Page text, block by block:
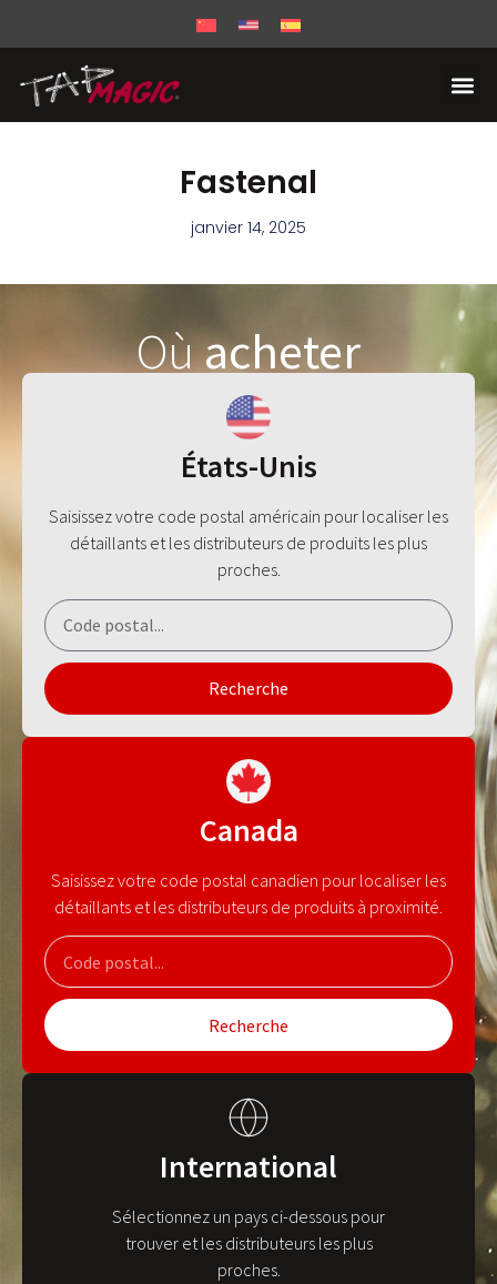
Fastenal
janvier 14, 2025
Oùacheter
États-Unis
Saisissez votre code postal américain pour localiser les
détaillants et les distributeurs de produits les plus
proches.
Recherche
Canada
Saisissez votre code postal canadien pour localiser les
détaillants et les distributeurs de produits à proximité.
Recherche
International
Sélectionnez un pays ci-dessous pour
trouver et les distributeurs les plus
proches.